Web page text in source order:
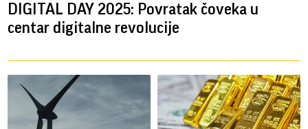
DIGITAL DAY 2025: Povratak čoveka u
centar digitalne revolucije